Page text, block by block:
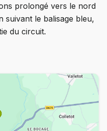
prolongé vers le nord
suivant le balisage bleu,
du circuit.